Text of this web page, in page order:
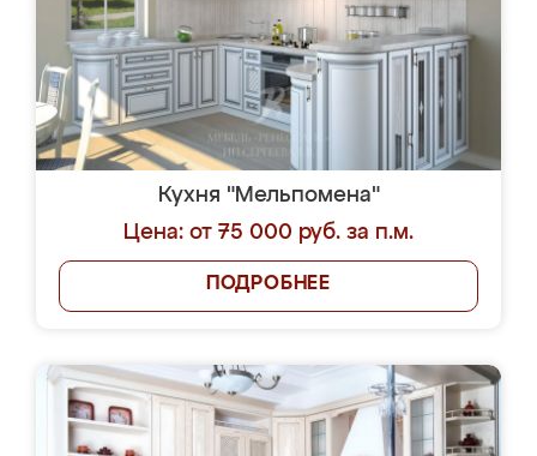
Кухня "Мельпомена"
Цена: от 75 000 руб. за п.м.
ПОДРОБНЕЕ